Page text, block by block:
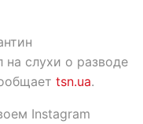
на слухи о разводе
tsn.ua.
Instagram